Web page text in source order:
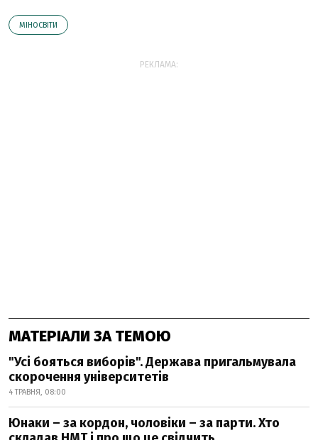
МІНОСВІТИ
РЕКЛАМА:
МАТЕРІАЛИ ЗА ТЕМОЮ
"Усі бояться виборів". Держава пригальмувала
скорочення університетів
4 ТРАВНЯ, 08:00
Юнаки – за кордон, чоловіки – за парти. Хто